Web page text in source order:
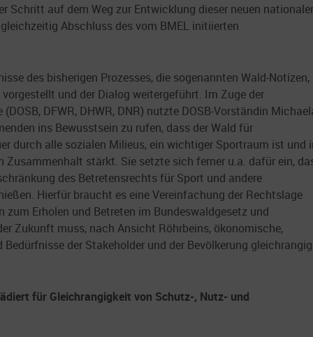
Schritt auf dem Weg zur Entwicklung dieser neuen
Abschluss des vom BMEL initiierten
des bisherigen Prozesses, die sogenannten Wald-Notizen,
und der Dialog weitergeführt. Im Zuge der
DFWR, DHWR, DNR) nutzte DOSB-Vorständin
ins Bewusstsein zu rufen, dass der Wald für
durch alle sozialen Milieus, ein wichtiger Sportraum ist und
stärkt. Sie setzte sich ferner u.a. dafür ein,
des Betretensrechts für Sport und andere
Hierfür braucht es eine Vereinfachung der Rechtslage
Erholen und Betreten im Bundeswaldgesetz und
Zukunft muss, nach Ansicht Röhrbeins, ökonomische,
der Stakeholder und der Bevölkerung gleichrangig
für Gleichrangigkeit von Schutz-, Nutz- und